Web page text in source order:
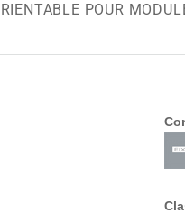
POUR